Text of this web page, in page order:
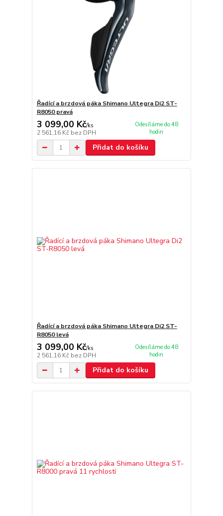
Řadící a brzdová páka Shimano Ultegra Di2 ST-
R8050 pravá
3 099,00 Kč/ks
2 561,16 Kč bez DPH
Odesíláme do 48
hodin
Přidat do košíku
Řadící a brzdová páka Shimano Ultegra Di2 ST-
R8050 levá
3 099,00 Kč/ks
2 561,16 Kč bez DPH
Odesíláme do 48
hodin
Přidat do košíku